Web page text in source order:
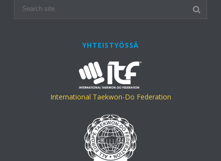
YHTEISTYÖSSÄ
International Taekwon-Do Federation